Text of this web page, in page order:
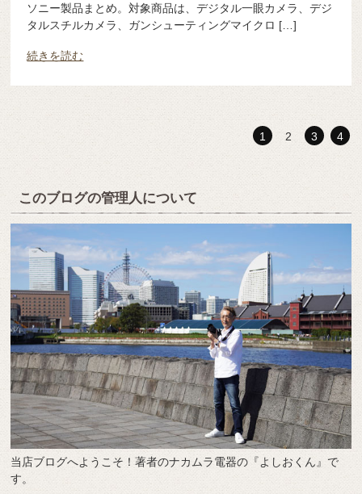
ソニー製品まとめ。対象商品は、デジタル一眼カメラ、デジ
タルスチルカメラ、ガンシューティングマイクロ […]
続きを読む
1 2 3 4
このブログの管理人について
当店ブログへようこそ！著者のナカムラ電器の『よしおくん』で
す。